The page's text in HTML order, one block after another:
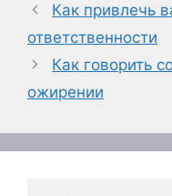
Как привлечь
ответственности
Как говорить
ожирении